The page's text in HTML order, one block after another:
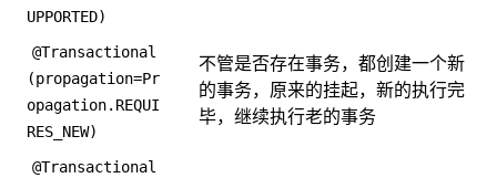
UPPORTED)
@Transactional
(propagation=Pr
opagation.REQUI
RES_NEW)
不管是否存在事务，都创建一个新
的事务，原来的挂起，新的执行完
毕，继续执行老的事务
@Transactional